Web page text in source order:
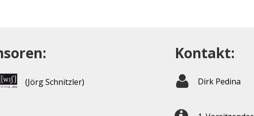
(Jörg Schnitzler)
Kontakt:
Dirk Pedina